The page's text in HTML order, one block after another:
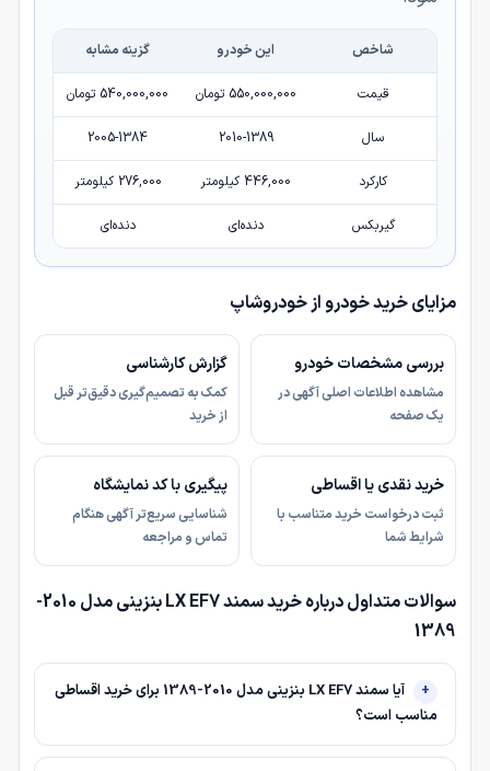
شاخص این خودرو گزینه مشابه
قیمت 550,000,000 تومان 540,000,000 تومان
سال 2010-1389
2005-1384
کارکرد 446,000 کیلومتر 276,000 کیلومتر
گیربکس دنده‌ای دنده‌ای
مزایای خرید خودرو از خودروشاپ
بررسی مشخصات خودرو
مشاهده اطلاعات اصلی آگهی در
یک صفحه
گزارش کارشناسی
کمک به تصمیم‌گیری دقیق‌تر قبل
از خرید
خرید نقدی یا اقساطی
ثبت درخواست خرید متناسب با
شرایط شما
پیگیری با کد نمایشگاه
شناسایی سریع‌تر آگهی هنگام
تماس و مراجعه
سوالات متداول درباره خرید سمند LX EF7 بنزینی مدل 2010-
1389
آیا سمند LX EF7 بنزینی مدل 2010-1389 برای خرید اقساطی
مناسب است؟